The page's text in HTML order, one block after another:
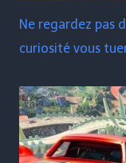
Ne regardez pas
curiosité vous